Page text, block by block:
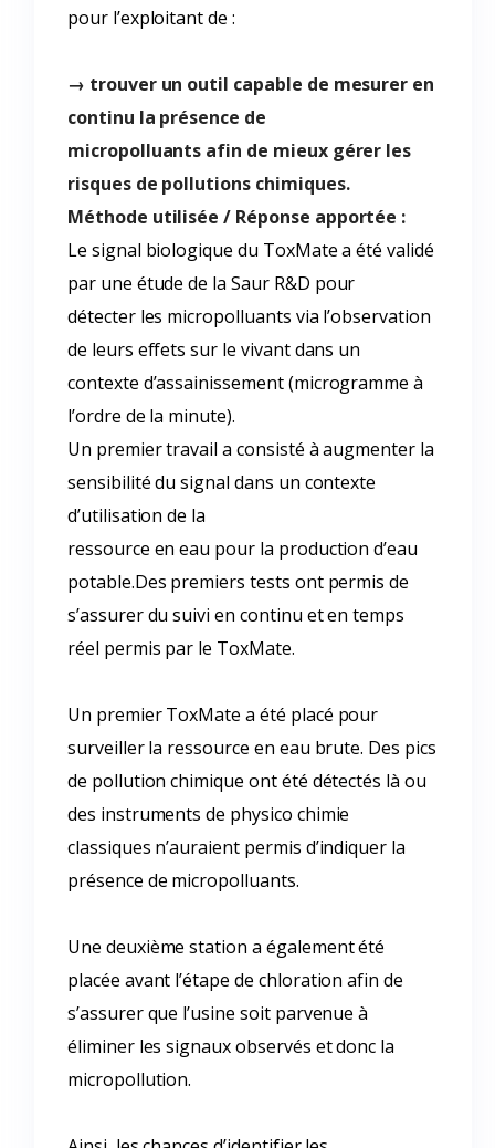
pour l’exploitant de :
→ trouver un outil capable de mesurer en
continu la présence de
micropolluants afin de mieux gérer les
risques de pollutions chimiques.
Méthode utilisée / Réponse apportée :
Le signal biologique du ToxMate a été validé
par une étude de la Saur R&D pour
détecter les micropolluants via l’observation
de leurs effets sur le vivant dans un
contexte d’assainissement (microgramme à
l’ordre de la minute).
Un premier travail a consisté à augmenter la
sensibilité du signal dans un contexte
d’utilisation de la
ressource en eau pour la production d’eau
potable.Des premiers tests ont permis de
s’assurer du suivi en continu et en temps
réel permis par le ToxMate.
Un premier ToxMate a été placé pour
surveiller la ressource en eau brute. Des pics
de pollution chimique ont été détectés là ou
des instruments de physico chimie
classiques n’auraient permis d’indiquer la
présence de micropolluants.
Une deuxième station a également été
placée avant l’étape de chloration afin de
s’assurer que l’usine soit parvenue à
éliminer les signaux observés et donc la
micropollution.